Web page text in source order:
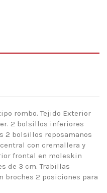
rombo. Tejido Exterior
2 bolsillos inferiores
2 bolsillos reposamanos
con cremallera y
frontal en moleskin
de 3 cm. Trabillas
broches 2 posiciones para